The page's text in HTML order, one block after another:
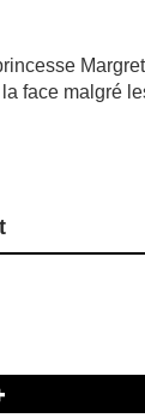
face malgré